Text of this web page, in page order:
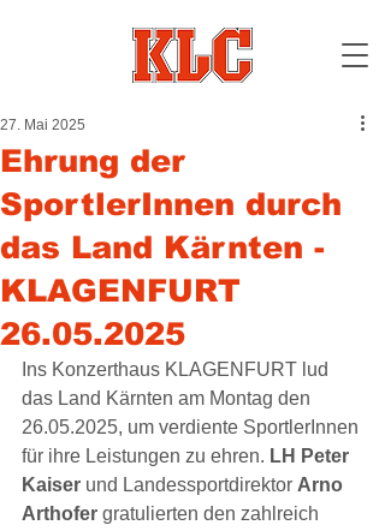
Ehrung der
SportlerInnen durch
das Land Kärnten -
KLAGENFURT
26.05.2025
27. Mai 2025
Ins Konzerthaus KLAGENFURT lud
das Land Kärnten am Montag den
26.05.2025, um verdiente SportlerInnen
für ihre Leistungen zu ehren. LH Peter
Kaiser und Landessportdirektor Arno
Arthofer gratulierten den zahlreich